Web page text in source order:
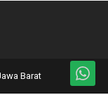
Barat